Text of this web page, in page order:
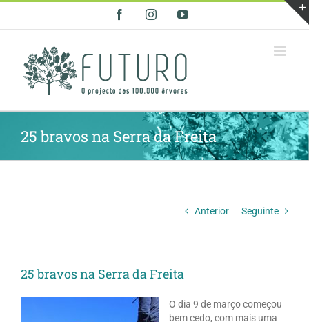
FacebookInstagramYouTube
25 bravos na Serra da Freita
Anterior Seguinte
25 bravos na Serra da Freita
O dia 9 de março começou
bem cedo, com mais uma